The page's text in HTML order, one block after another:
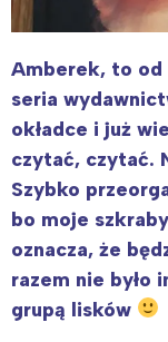
Amberek, to od
seria
okładce i już
czytać, czytać.
Szybko
bo moje
oznacza, że
razem nie było
grupą lisków